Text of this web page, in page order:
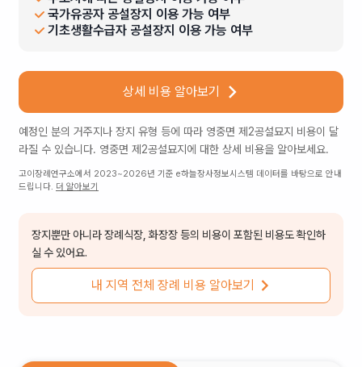
국가유공자 공설장지 이용 가능 여부
기초생활수급자 공설장지 이용 가능 여부
상세 비용 알아보기
예정인 분의 거주지나 장지 유형 등에 따라 영중면 제2공설묘지 비용이 달
라질 수 있습니다. 영중면 제2공설묘지 에 대한 상세 비용을 알아보세요.
고이장례연구소에서 2023~2026년 기준 e하늘장사정보시스템 데이터를 바탕으로 안내
드립니다. 더 알아보기
장지뿐만 아니라 장례식장, 화장장 등의 비용이 포함된 비용도 확인하
실 수 있어요.
내 지역 전체 장례 비용 알아보기